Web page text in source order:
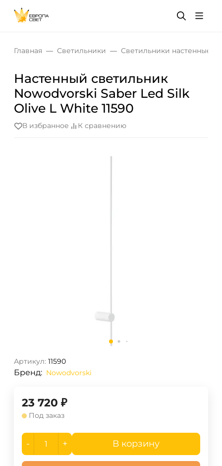
Главная Светильники Светильники настенные
Настенный светильник
Nowodvorski Saber Led Silk
Olive L White 11590
В избранное К сравнению
Артикул: 11590
Бренд: Nowodvorski
23 720 ₽
Под заказ
- + В корзину